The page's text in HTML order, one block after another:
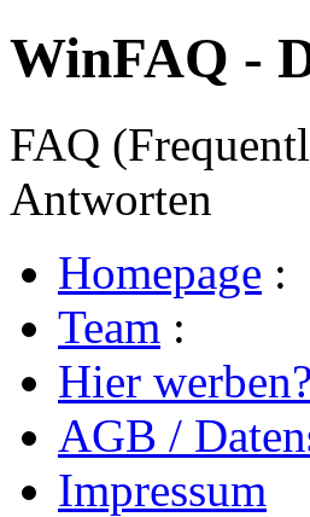
WinFAQ -
FAQ
Antworten
Homepage :
Team :
Hier werben?
AGB /
Impressum